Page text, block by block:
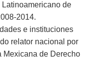
de
2014.
e instituciones
relator nacional por
Mexicana de Derecho